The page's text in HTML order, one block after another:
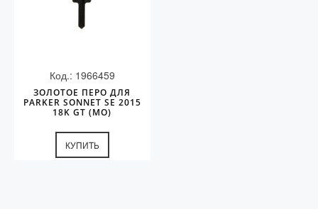
Код.: 1966459
ЗОЛОТОЕ ПЕРО ДЛЯ
PARKER SONNET SE 2015
18K GT (MO)
КУПИТЬ